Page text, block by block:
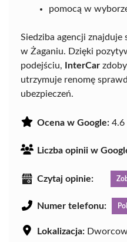
pomocą w
Siedziba agencji
w Żaganiu. Dzięki
podejściu,
InterCar
utrzymuje renomę
ubezpieczeń.
Ocena w Google: 4.6
Liczba opinii w
Czytaj opinie:
Numer telefonu:
Lokalizacja: